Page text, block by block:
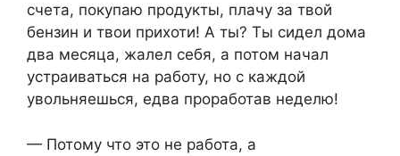
счета, покупаю продукты, плачу за твой
бензин и твои прихоти! А ты? Ты сидел дома
два месяца, жалел себя, а потом начал
устраиваться на работу, но с каждой
увольняешься, едва проработав неделю!
— Потому что это не работа, а